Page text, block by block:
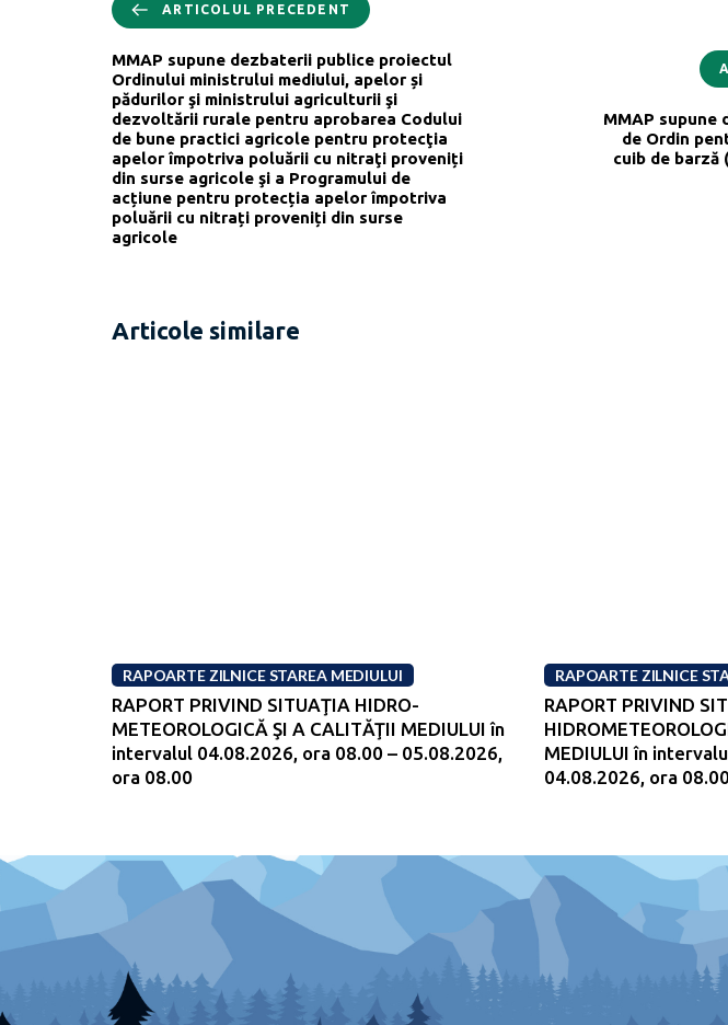
ARTICOLUL PRECEDENT
MMAP supune dezbaterii publice proiectul
Ordinului ministrului mediului, apelor și
pădurilor şi ministrului agriculturii şi
dezvoltării rurale pentru aprobarea Codului
de bune practici agricole pentru protecţia
apelor împotriva poluării cu nitraţi proveniți
din surse agricole şi a Programului de
acțiune pentru protecția apelor împotriva
poluării cu nitrați proveniți din surse
agricole
MMAP
de Ordin
cuib de barză
Articole similare
RAPOARTE ZILNICE STAREA MEDIULUI
RAPORT PRIVIND SITUAŢIA HIDRO-
METEOROLOGICĂ ŞI A CALITĂŢII MEDIULUI în
intervalul 04.08.2026, ora 08.00 – 05.08.2026,
ora 08.00
RAPOARTE ZILNICE
RAPORT PRIVIND
MEDIULUI în
04.08.2026, ora 08.00